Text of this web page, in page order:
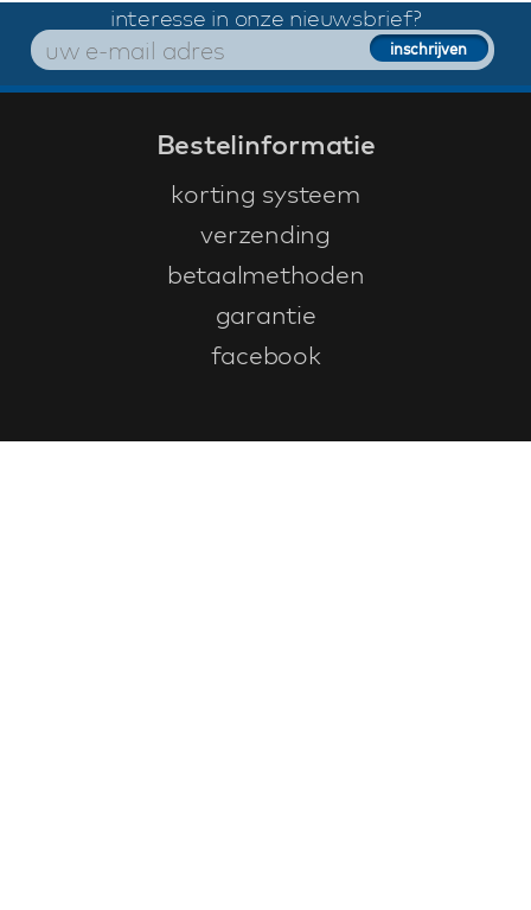
interesse in onze nieuwsbrief?
Bestelinformatie
korting systeem
verzending
betaalmethoden
garantie
facebook
Klantenservice